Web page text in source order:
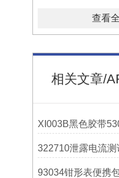
查看
相关文章/